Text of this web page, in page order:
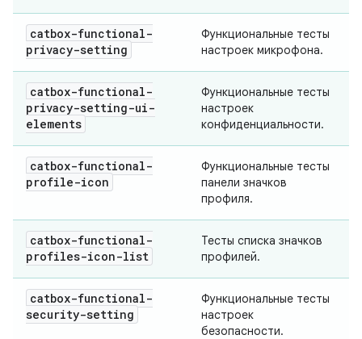
catbox-functional-
privacy-setting
Функциональные тесты
настроек микрофона.
catbox-functional-
privacy-setting-ui-
elements
Функциональные тесты
настроек
конфиденциальности.
catbox-functional-
profile-icon
Функциональные тесты
панели значков
профиля.
catbox-functional-
profiles-icon-list
Тесты списка значков
профилей.
catbox-functional-
security-setting
Функциональные тесты
настроек
безопасности.